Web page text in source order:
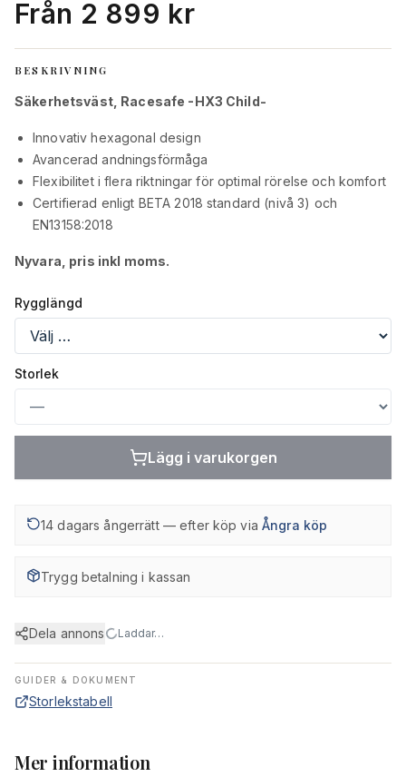
Från 2 899 kr
BESKRIVNING
Säkerhetsväst, Racesafe -HX3 Child-
Innovativ hexagonal design
Avancerad andningsförmåga
Flexibilitet i flera riktningar för optimal rörelse och komfort
Certifierad enligt BETA 2018 standard (nivå 3) och
EN13158:2018
Nyvara, pris inkl moms.
Rygglängd
Storlek
Lägg i varukorgen
14 dagars ångerrätt — efter köp via Ångra köp
Trygg betalning i kassan
Dela annons Laddar…
GUIDER & DOKUMENT
Storlekstabell
Mer information